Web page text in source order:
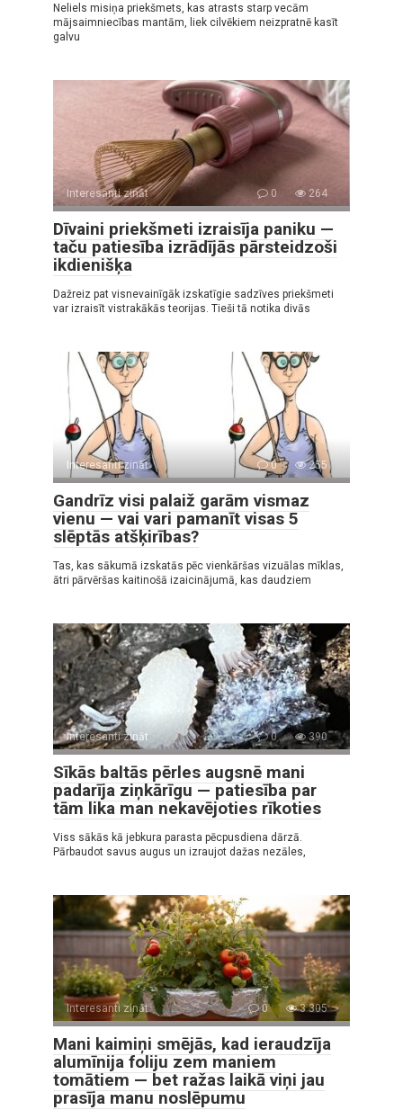
Neliels misiņa priekšmets, kas atrasts starp vecām
mājsaimniecības mantām, liek cilvēkiem neizpratnē kasīt
galvu
Interesanti zināt 0 264
Dīvaini priekšmeti izraisīja paniku —
taču patiesība izrādījās pārsteidzoši
ikdienišķa
Dažreiz pat visnevainīgāk izskatīgie sadzīves priekšmeti
var izraisīt vistrakākās teorijas. Tieši tā notika divās
Interesanti zināt 0 255
Gandrīz visi palaiž garām vismaz
vienu — vai vari pamanīt visas 5
slēptās atšķirības?
Tas, kas sākumā izskatās pēc vienkāršas vizuālas mīklas,
ātri pārvēršas kaitinošā izaicinājumā, kas daudziem
Interesanti zināt 0 390
Sīkās baltās pērles augsnē mani
padarīja ziņkārīgu — patiesība par
tām lika man nekavējoties rīkoties
Viss sākās kā jebkura parasta pēcpusdiena dārzā.
Pārbaudot savus augus un izraujot dažas nezāles,
Interesanti zināt 0 3 305
Mani kaimiņi smējās, kad ieraudzīja
alumīnija foliju zem maniem
tomātiem — bet ražas laikā viņi jau
prasīja manu noslēpumu